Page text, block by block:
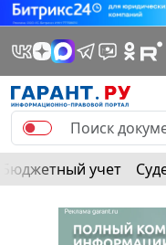
Бюджетный учет